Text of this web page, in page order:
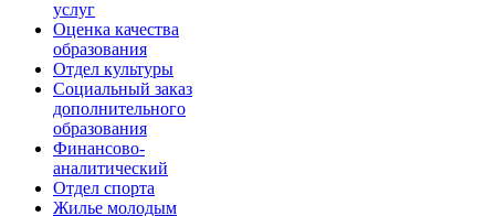
услуг
Оценка качества
образования
Отдел культуры
Социальный заказ
дополнительного
образования
Финансово-
аналитический
Отдел спорта
Жилье молодым